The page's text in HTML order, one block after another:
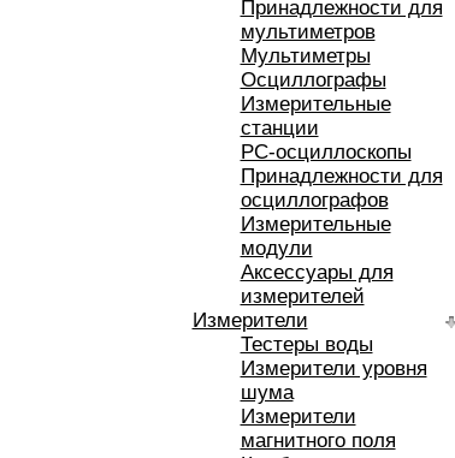
Принадлежности для
мультиметров
Мультиметры
Осциллографы
Измерительные
станции
РС-осциллоскопы
Принадлежности для
осциллографов
Измерительные
модули
Аксессуары для
измерителей
Измерители
Тестеры воды
Измерители уровня
шума
Измерители
магнитного поля